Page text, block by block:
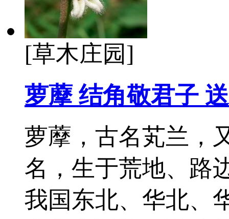
[草木庄园]
萝藦 结角敬君子
萝藦，古名芄兰，
名，生于荒地、路
我国东北、华北、